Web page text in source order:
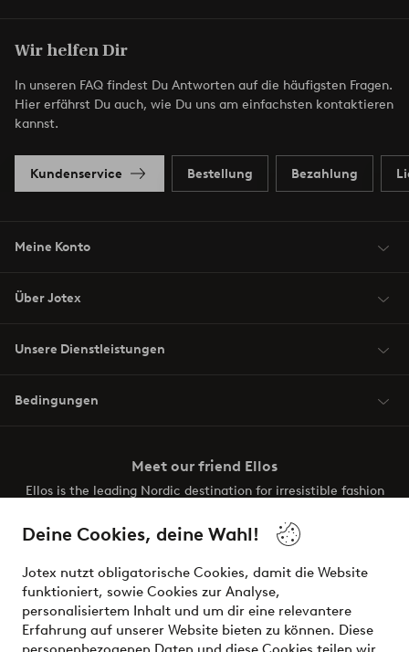
Deine Cookies, deine Wahl!
Jotex nutzt obligatorische Cookies, damit die Website
funktioniert, sowie Cookies zur Analyse,
personalisiertem Inhalt und um dir eine relevantere
Erfahrung auf unserer Website bieten zu können. Diese
Wir helfen Dir
In unseren FAQ findest Du Antworten auf die häufigsten Fragen.
Hier erfährst Du auch, wie Du uns am einfachsten kontaktieren
kannst.
Kundenservice Bestellung Bezahlung
Meine Konto
Über Jotex
Unsere Dienstleistungen
Bedingungen
Meet our friend Ellos
Ellos is the leading Nordic destination for irresistible fashion
the latest trends, curated to make finding your next look
effortless. It’s all here.
Visit Ellos